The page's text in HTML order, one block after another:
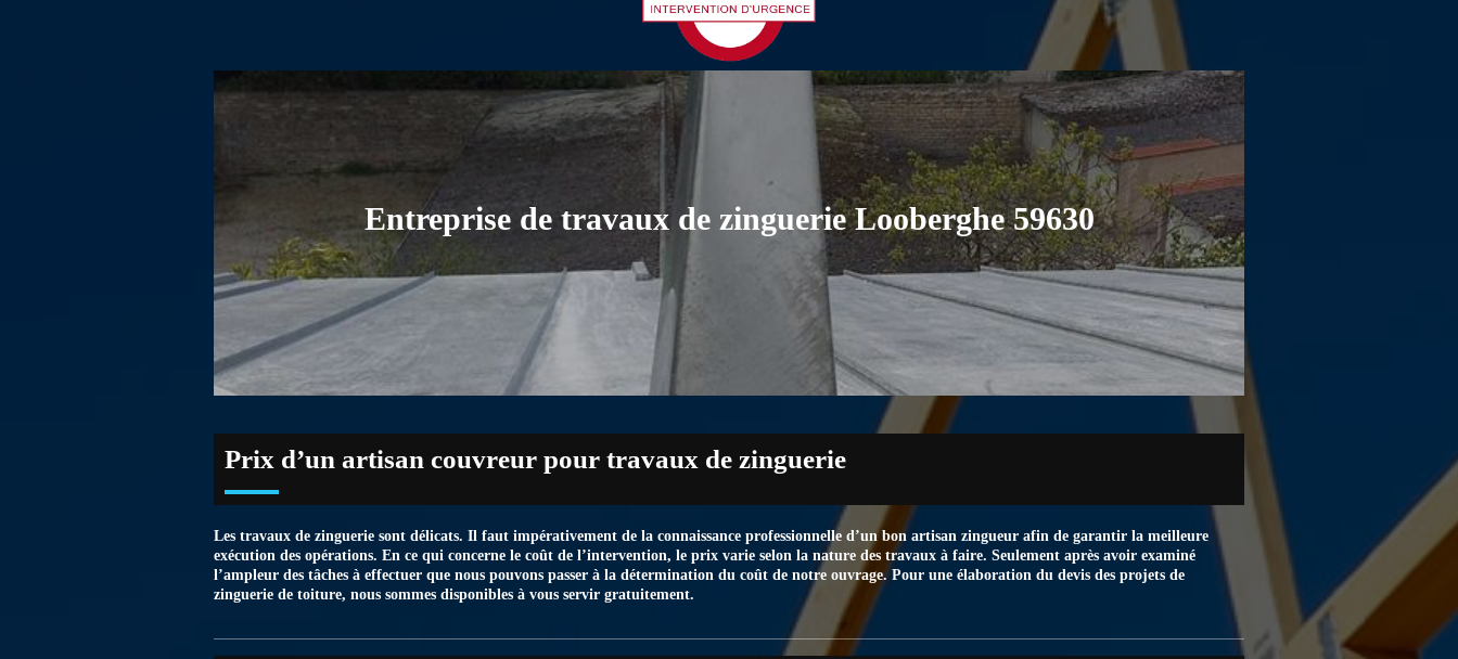
Entreprise de travaux de zinguerie Looberghe 59630
Prix d’un artisan couvreur pour travaux de zinguerie
Les travaux de zinguerie sont délicats. Il faut impérativement de la connaissance professionnelle d’un bon artisan zingueur afin de garantir la meilleure
exécution des opérations. En ce qui concerne le coût de l’intervention, le prix varie selon la nature des travaux à faire. Seulement après avoir examiné
l’ampleur des tâches à effectuer que nous pouvons passer à la détermination du coût de notre ouvrage. Pour une élaboration du devis des projets de
zinguerie de toiture, nous sommes disponibles à vous servir gratuitement.